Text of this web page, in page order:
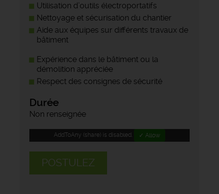
Utilisation d’outils électroportatifs
Nettoyage et sécurisation du chantier
Aide aux équipes sur différents travaux de
bâtiment
Expérience dans le bâtiment ou la
démolition appréciée
Respect des consignes de sécurité
Durée
Non renseignée
AddToAny (share) is disabled. ✓ Allow
POSTULEZ